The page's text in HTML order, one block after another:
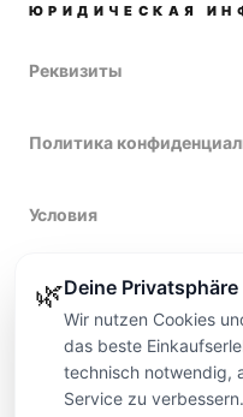
ЮРИДИЧЕСКАЯ
Реквизиты
Политика
Условия
Право на возврат
🌿Deine
Wir nutzen Cookies
das beste
technisch notwendig,
Service zu verbessern.